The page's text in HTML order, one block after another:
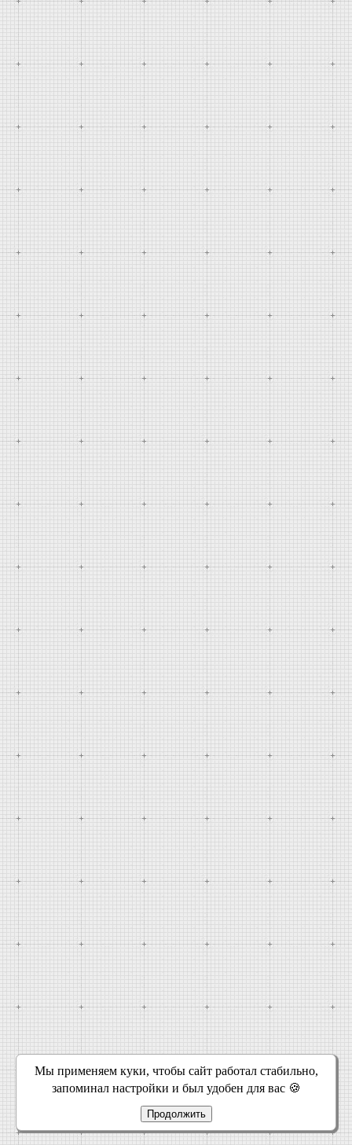
Мы применяем куки, чтобы сайт работал стабильно,
запоминал настройки и был удобен для вас 🍪
Продолжить